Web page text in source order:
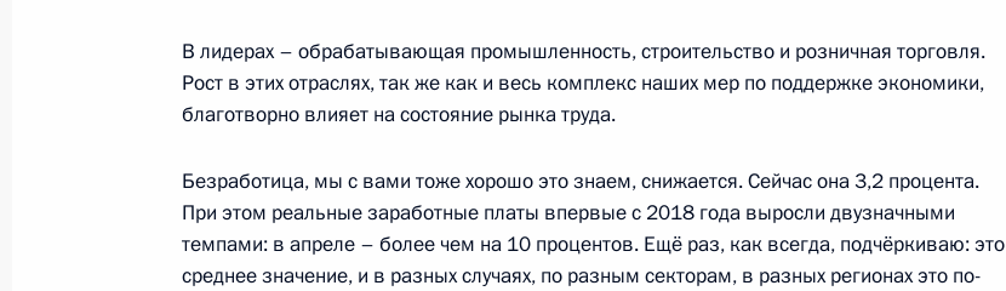
Совещание с членами Правительства
29 марта 2023 года, 16:50
Заседание Национального совета по профессиональным
квалификациям
В лидерах – обрабатывающая промышленность, строительство и розничная торговля.
Рост в этих отраслях, так же как и весь комплекс наших мер по поддержке экономики,
благотворно влияет на состояние рынка труда.
Безработица, мы с вами тоже хорошо это знаем, снижается. Сейчас она 3,2 процента.
При этом реальные заработные платы впервые с 2018 года выросли двузначными
темпами: в апреле – более чем на 10 процентов. Ещё раз, как всегда, подчёркиваю: это
среднее значение, и в разных случаях, по разным секторам, в разных регионах это по-